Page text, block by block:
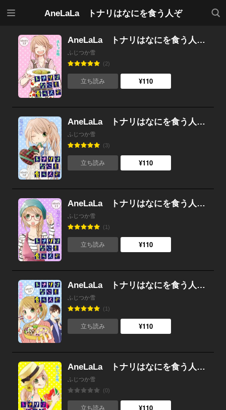
AneLaLa トナリはなにを食う人ぞ
検索
AneLaLa トナリはなにを食う人ぞ story13
ふじつか雪
(2)
立ち読み ¥110
AneLaLa トナリはなにを食う人ぞ story12
ふじつか雪
(3)
立ち読み ¥110
AneLaLa トナリはなにを食う人ぞ story11
ふじつか雪
(1)
立ち読み ¥110
AneLaLa トナリはなにを食う人ぞ story10
ふじつか雪
(1)
立ち読み ¥110
AneLaLa トナリはなにを食う人ぞ story09
ふじつか雪
(0)
立ち読み ¥110